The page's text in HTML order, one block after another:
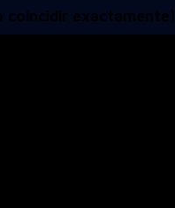
coincidir exactamente)